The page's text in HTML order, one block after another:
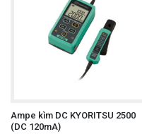
Ampe kìm DC KYORITSU 2500
(DC 120mA)